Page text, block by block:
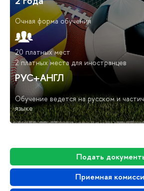
Подать
Приемная
Очная форма обучения
20 платных мест
2 платных места для иностранцев
РУС+АНГЛ
Обучение ведется на русском и
языке